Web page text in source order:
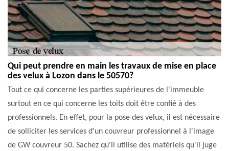
Qui peut prendre en main les travaux de mise en place
des velux à Lozon dans le 50570?
Tout ce qui concerne les parties supérieures de l'immeuble
surtout en ce qui concerne les toits doit être confié à des
professionnels. En effet, pour la pose des velux, il est nécessaire
de solliciter les services d'un couvreur professionnel à l'image
de GW couvreur 50. Sachez qu'il utilise des matériels qu'il juge